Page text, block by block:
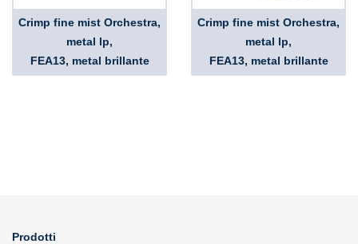
Crimp fine mist Orchestra,
metal lp,
FEA13, metal brillante
Crimp fine mist Orchestra,
metal lp,
FEA13, metal brillante
Prodotti